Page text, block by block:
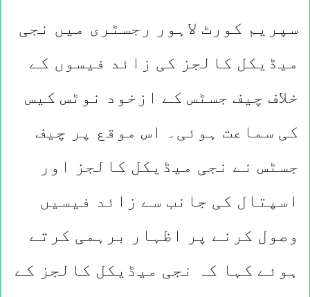
سپریم کورٹ لاہور رجسٹری میں نجی
میڈیکل کالجز کی زائد فیسوں کے
خلاف چیف جسٹس کے ازخود نوٹس کیس
کی سماعت ہوئی۔ اس موقع پر چیف
جسٹس نے نجی میڈیکل کالجز اور
اسپتال کی جانب سے زائد فیسیں
وصول کرنے پر اظہار برہمی کرتے
ہوئے کہا کہ نجی میڈیکل کالجز کے